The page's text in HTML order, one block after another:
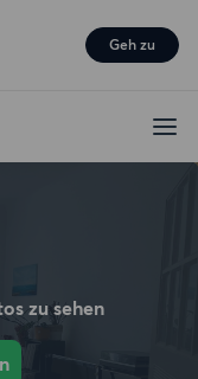
Geh zu
zu sehen